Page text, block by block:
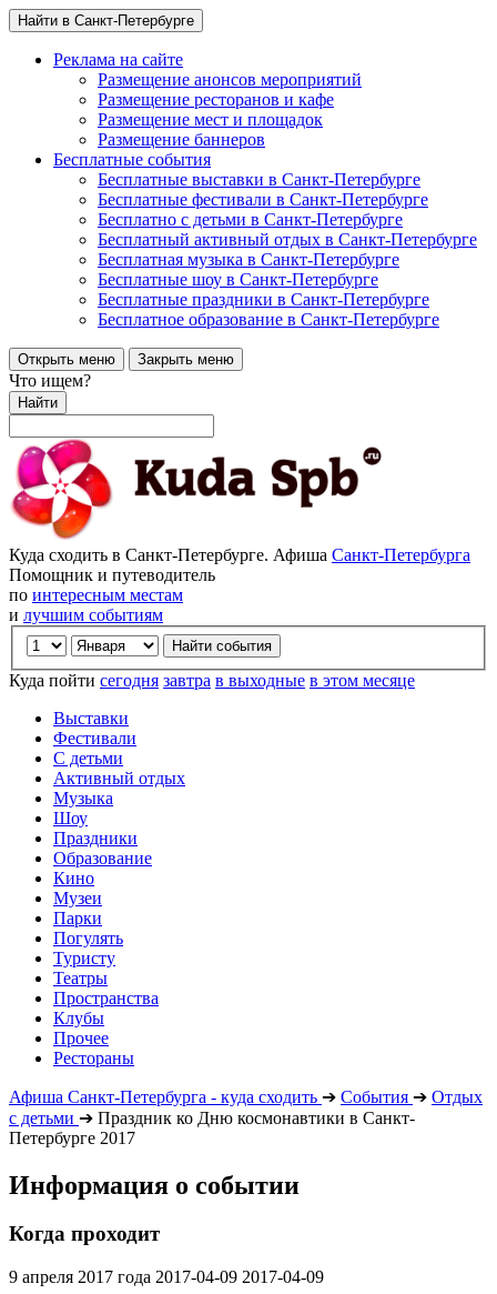
Найти в Санкт-Петербурге
Реклама на сайте
Размещение анонсов мероприятий
Размещение ресторанов и кафе
Размещение мест и площадок
Размещение баннеров
Бесплатные события
Бесплатные выставки в Санкт-Петербурге
Бесплатные фестивали в Санкт-Петербурге
Бесплатно с детьми в Санкт-Петербурге
Бесплатный активный отдых в Санкт-Петербурге
Бесплатная музыка в Санкт-Петербурге
Бесплатные шоу в Санкт-Петербурге
Бесплатные праздники в Санкт-Петербурге
Бесплатное образование в Санкт-Петербурге
Открыть меню Закрыть меню
Что ищем?
Найти
Куда сходить в Санкт-Петербурге. Афиша Санкт-Петербурга
Помощник и путеводитель
по интересным местам
и лучшим событиям
Куда пойти сегодня завтра в выходные в этом месяце
Выставки
Фестивали
С детьми
Активный отдых
Музыка
Шоу
Праздники
Образование
Кино
Музеи
Парки
Погулять
Туристу
Театры
Пространства
Клубы
Прочее
Рестораны
Афиша Санкт-Петербурга - куда сходить ➔ События ➔ Отдых
с детьми ➔ Праздник ко Дню космонавтики в Санкт-
Петербурге 2017
Информация о событии
Когда проходит
9 апреля 2017 года 2017-04-09 2017-04-09